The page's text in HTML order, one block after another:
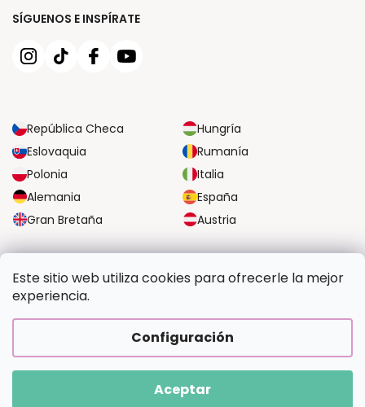
Este sitio web utiliza cookies para ofrecerle la mejor
experiencia.
Configuración
Aceptar
SÍGUENOS E INSPÍRATE
República Checa
Hungría
Eslovaquia
Rumanía
Polonia
Italia
Alemania
España
Gran Bretaña
Austria
OPCIONES SEGURAS DE PAGO
Pintalotu.es. Todos los derechos reservados.